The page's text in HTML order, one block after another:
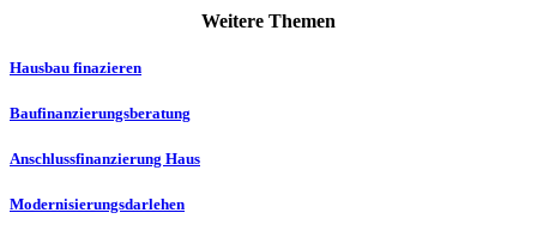
Weitere Themen
Hausbau finazieren
Baufinanzierungs­­beratung
Anschlussfinanzierung Haus
Modernisierungs­darlehen